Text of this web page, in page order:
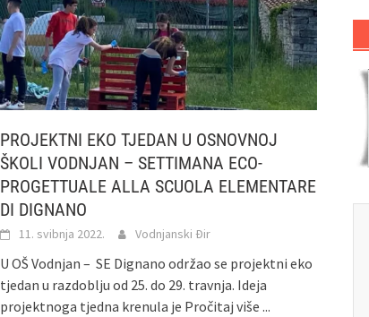
PROJEKTNI EKO TJEDAN U OSNOVNOJ
ŠKOLI VODNJAN – SETTIMANA ECO-
PROGETTUALE ALLA SCUOLA ELEMENTARE
DI DIGNANO
11. svibnja 2022. Vodnjanski Đir
U OŠ Vodnjan – SE Dignano održao se projektni eko
tjedan u razdoblju od 25. do 29. travnja. Ideja
projektnoga tjedna krenula je Pročitaj više ...